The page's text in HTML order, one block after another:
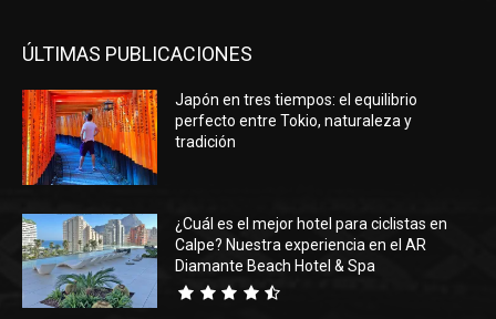
ÚLTIMAS PUBLICACIONES
Japón en tres tiempos: el equilibrio
perfecto entre Tokio, naturaleza y
tradición
¿Cuál es el mejor hotel para ciclistas en
Calpe? Nuestra experiencia en el AR
Diamante Beach Hotel & Spa